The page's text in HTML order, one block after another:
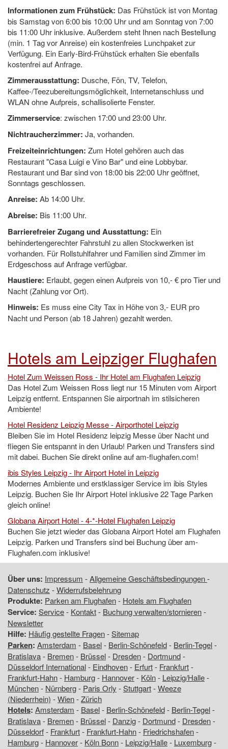
Informationen zum Frühstück: Das Frühstück ist von Montag
bis Samstag von 6:00 bis 10:00 Uhr und am Sonntag von 7:00
bis 11:00 Uhr inklusive. Außerdem steht Ihnen nach Bestellung
(min. 1 Tag vor Anreise) ein kostenfreies Lunchpaket zur
Verfügung. Ein Early-Bird-Frühstück erhalten Sie ebenfalls
kostenfrei auf Anfrage.
Zimmerausstattung: Dusche, Fön, TV, Telefon,
Kaffee-/Teezubereitungsmöglichkeit, Internetanschluss und
WLAN ohne Aufpreis, schallisolierte Fenster.
Zimmerservice: zwischen 17:00 und 23:00 Uhr.
Nichtraucherzimmer: Ja, vorhanden.
Freizeiteinrichtungen: Zum Hotel gehören auch das
Restaurant "Casa Luigi e Vino Bar" und eine Lobbybar.
Restaurant und Bar sind von 18:00 bis 22:00 Uhr geöffnet,
Sonntags geschlossen.
Anreise: Ab 14:00 Uhr.
Abreise: Bis 11:00 Uhr.
Barrierefreier Zugang und Ausstattung: Ein
behindertengerechter Fahrstuhl zu allen Stockwerken ist
vorhanden. Für Rollstuhlfahrer und Familien sind Zimmer im
Erdgeschoss auf Anfrage verfügbar.
Haustiere: Erlaubt, gegen einen Aufpreis von 10,- € pro Tier und
Nacht (Zahlung vor Ort).
Hinweis: Es muss eine City Tax in Höhe von 3,- EUR pro
Nacht und Person (ab 18 Jahren) gezahlt werden.
Hotels am Leipziger Flughafen
Hotel Zum Weissen Ross - Ihr Hotel am Flughafen Leipzig
Das Hotel Zum Weissen Ross liegt nur 15 Minuten vom Airport
Leipzig entfernt. Entspannen Sie airportnah im stilsicheren
Ambiente!
Hotel Residenz Leipzig Messe - Airporthotel Leipzig
Bleiben Sie im Hotel Residenz leipzig Messe über Nacht und
fliegen Sie entspannt in den Urlaub! Parken und Transfers sind
mit dabei. Buchen Sie direkt online auf am-flughafen.com!
ibis Styles Leipzig - Ihr Airport Hotel in Leipzig
Modernes Ambiente und erstklassiger Service im ibis Styles
Leipzig. Buchen Sie Ihr Airport Hotel inklusive 22 Tage Parken
gleich online!
Globana Airport Hotel - 4-*-Hotel Flughafen Leipzig
Buchen Sie jetzt wieder das Globana Airport Hotel am Flughafen
Leipzig. Parken und Transfers sind bei Buchung über am-
Flughafen.com inklusive!
Über uns: Impressum -Allgemeine Geschäftsbedingungen-
Datenschutz -Widerrufsbelehrung
Produkte: Parken am Flughafen- Hotels am Flughafen
Service: Service- Kontakt- Buchung verwalten/stornieren-
Newsletter
Hilfe: Häufig gestellte Fragen-Sitemap
Parken: Amsterdam - Basel- Berlin-Schönefeld- Berlin-Tegel-
Bratislava- Bremen- Brüssel- Dresden- Dortmund-
Düsseldorf International- Eindhoven- Erfurt- Frankfurt-
Frankfurt-Hahn- Hamburg- Hannover- Köln- Leipzig/Halle-
München- Nürnberg- Paris Orly -Stuttgart-Weeze
(Niederrhein) -Wien-Zürich
Hotels: Amsterdam - Basel- Berlin-Schönefeld- Berlin-Tegel-
Bratislava- Bremen- Brüssel- Danzig- Dortmund- Dresden-
Düsseldorf- Frankfurt- Frankfurt-Hahn- Friedrichshafen-
Hamburg- Hannover- Köln Bonn- Leipzig/Halle- Luxemburg-